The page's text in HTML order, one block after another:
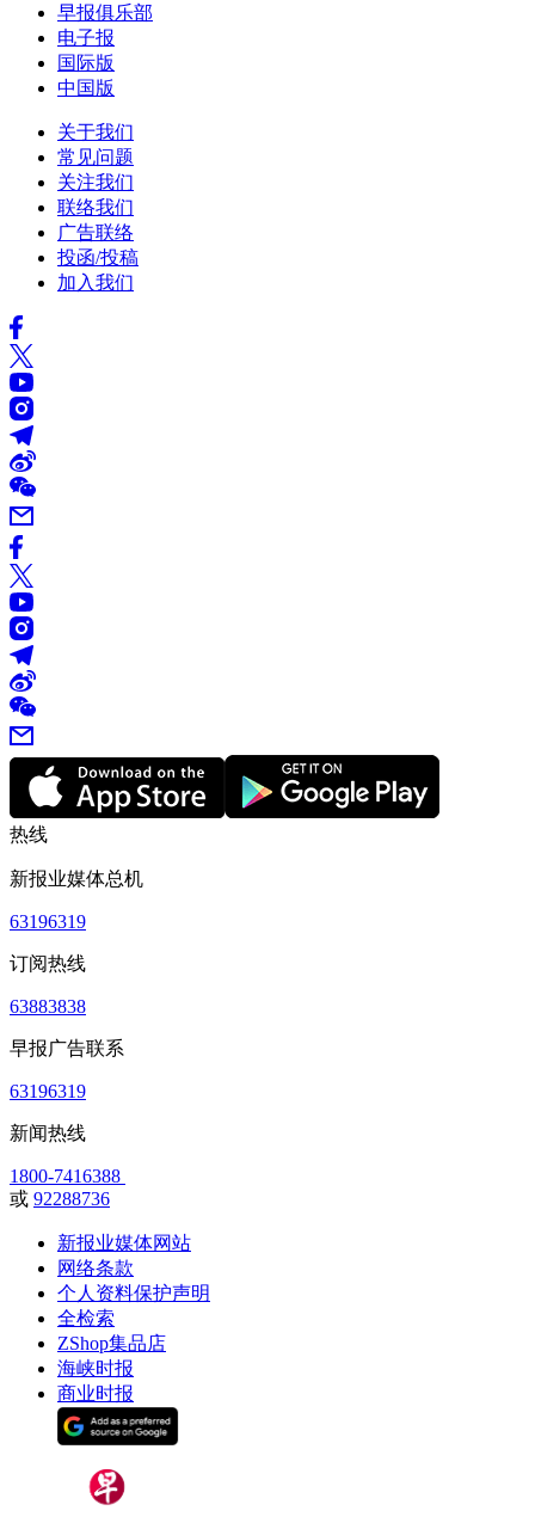
早报俱乐部
电子报
国际版
中国版
关于我们
常见问题
关注我们
联络我们
广告联络
投函/投稿
加入我们
热线
新报业媒体总机
63196319
订阅热线
63883838
早报广告联系
63196319
新闻热线
1800-7416388
或 92288736
新报业媒体网站
网络条款
个人资料保护声明
全检索
ZShop集品店
海峡时报
商业时报